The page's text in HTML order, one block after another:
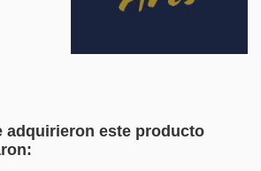
adquirieron este producto